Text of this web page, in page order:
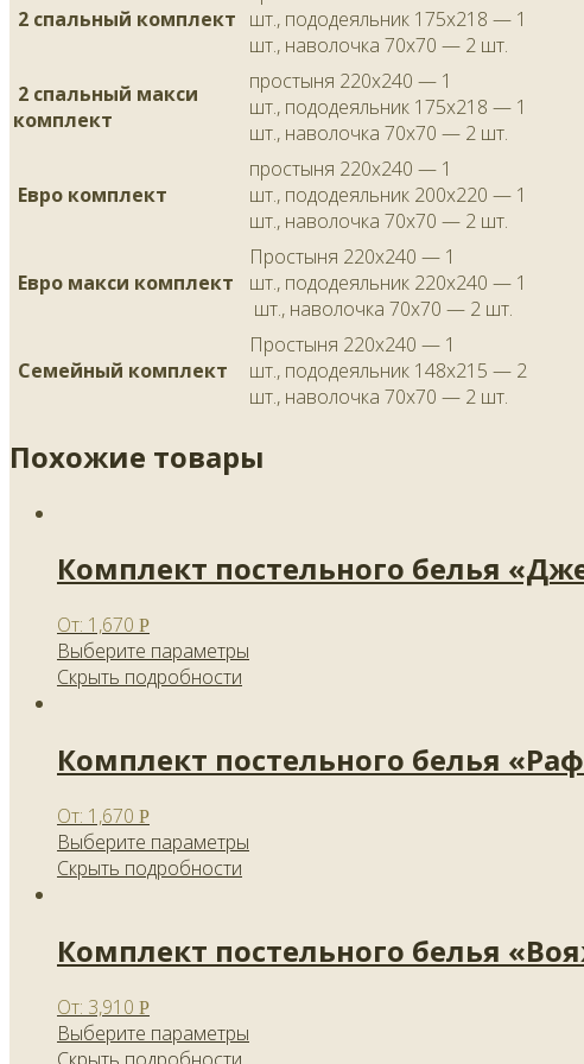
2 спальный комплект шт., пододеяльник 175х218 — 1
шт., наволочка 70х70 — 2 шт.
2 спальный макси
комплект
простыня 220х240 — 1
шт., пододеяльник 175х218 — 1
шт., наволочка 70х70 — 2 шт.
Евро комплект
простыня 220х240 — 1
шт., пододеяльник 200х220 — 1
шт., наволочка 70х70 — 2 шт.
Евро макси комплект
Простыня 220х240 — 1
шт., пододеяльник 220х240 — 1
шт., наволочка 70х70 — 2 шт.
Семейный комплект
Простыня 220х240 — 1
шт., пододеяльник 148х215 — 2
шт., наволочка 70х70 — 2 шт.
Похожие товары
Комплект постельного белья
От: 1,670 Р
Выберите параметры
Скрыть подробности
Комплект постельного белья
От: 1,670 Р
Выберите параметры
Скрыть подробности
Комплект постельного белья
От: 3,910 Р
Выберите параметры